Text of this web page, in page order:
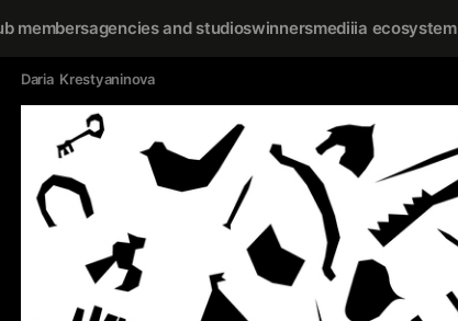
membersagencies and studioswinnersmediiia ecosystem
Daria  Krestyaninova